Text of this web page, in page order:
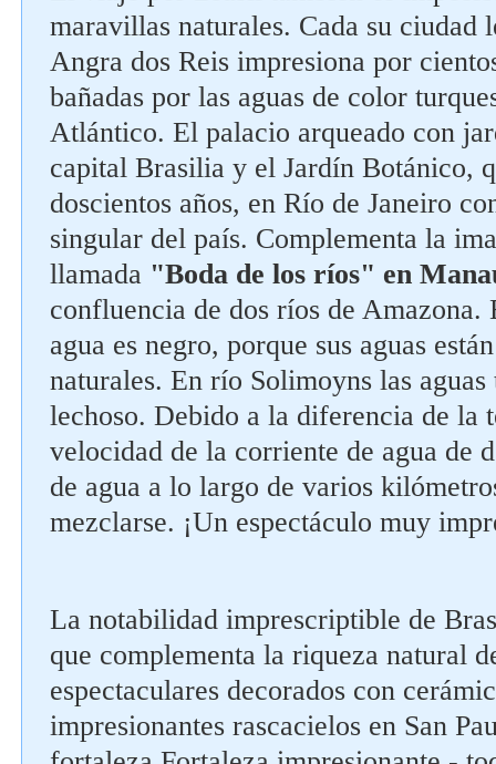
maravillas naturales. Cada su ciudad
Angra dos Reis impresiona por
bañadas por las aguas de color
Atlántico. El palacio arqueado con
capital Brasilia y el Jardín Botánico,
doscientos años, en Río de Janeiro
singular del país. Complementa la
llamada "Boda de los ríos" en
confluencia de dos ríos de
agua es negro, porque sus aguas
naturales. En río Solimoyns las
lechoso. Debido a la diferencia de la
velocidad de la corriente de agua de
de agua a lo largo de varios
mezclarse. ¡Un espectáculo muy
La notabilidad imprescriptible de
que complementa la riqueza natural
espectaculares decorados con
impresionantes rascacielos en San
Síguenos en redes sociales